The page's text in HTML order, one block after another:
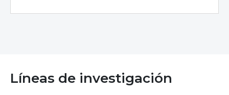
Líneas de investigación